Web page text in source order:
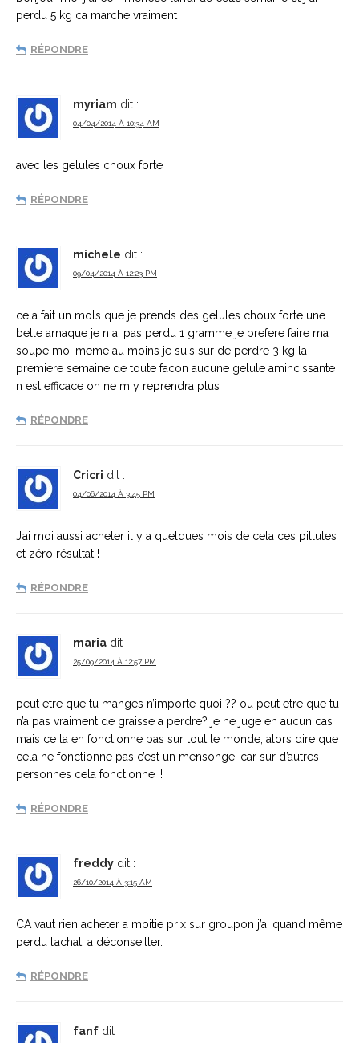
perdu 5 kg ca marche vraiment
RÉPONDRE
myriam dit :
04/04/2014 À 10:34 AM
avec les gelules choux forte
RÉPONDRE
michele dit :
09/04/2014 À 12:23 PM
cela fait un mols que je prends des gelules choux forte une
belle arnaque je n ai pas perdu 1 gramme je prefere faire ma
soupe moi meme au moins je suis sur de perdre 3 kg la
premiere semaine de toute facon aucune gelule amincissante
n est efficace on ne m y reprendra plus
RÉPONDRE
Cricri dit :
04/06/2014 À 3:45 PM
J’ai moi aussi acheter il y a quelques mois de cela ces pillules
et zéro résultat !
RÉPONDRE
maria dit :
25/09/2014 À 12:57 PM
peut etre que tu manges n’importe quoi ?? ou peut etre que tu
n’a pas vraiment de graisse a perdre? je ne juge en aucun cas
mais ce la en fonctionne pas sur tout le monde, alors dire que
cela ne fonctionne pas c’est un mensonge, car sur d’autres
personnes cela fonctionne !!
RÉPONDRE
freddy dit :
26/10/2014 À 3:15 AM
CA vaut rien acheter a moitie prix sur groupon j’ai quand même
perdu l’achat. a déconseiller.
RÉPONDRE
fanf dit :